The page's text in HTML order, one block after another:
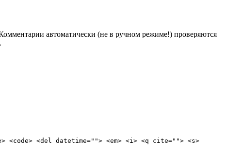
автоматически (не в ручном режиме!) проверяются
<del datetime=""> <em> <i> <q cite=""> <s>